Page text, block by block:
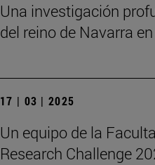
Una investigación
del reino de Navarra
17 | 03 | 2025
Un equipo de la
Research Challenge